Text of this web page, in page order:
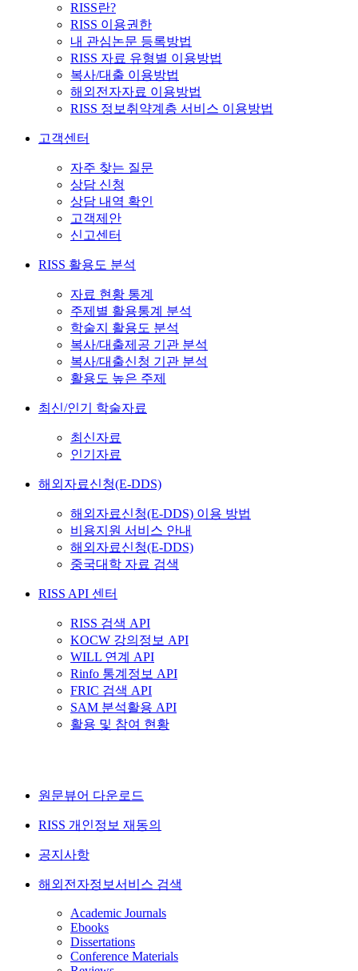
RISS란?
RISS 이용권한
내 관심논문 등록방법
RISS 자료 유형별 이용방법
복사/대출 이용방법
해외전자자료 이용방법
RISS 정보취약계층 서비스 이용방법
고객센터
자주 찾는 질문
상담 신청
상담 내역 확인
고객제안
신고센터
RISS 활용도 분석
자료 현황 통계
주제별 활용통계 분석
학술지 활용도 분석
복사/대출제공 기관 분석
복사/대출신청 기관 분석
활용도 높은 주제
최신/인기 학술자료
최신자료
인기자료
해외자료신청(E-DDS)
해외자료신청(E-DDS) 이용 방법
비용지원 서비스 안내
해외자료신청(E-DDS)
중국대학 자료 검색
RISS API 센터
RISS 검색 API
KOCW 강의정보 API
WILL 연계 API
Rinfo 통계정보 API
FRIC 검색 API
SAM 분석활용 API
활용 및 참여 현황
원문뷰어 다운로드
RISS 개인정보 재동의
공지사항
해외전자정보서비스 검색
Academic Journals
Ebooks
Dissertations
Conference Materials